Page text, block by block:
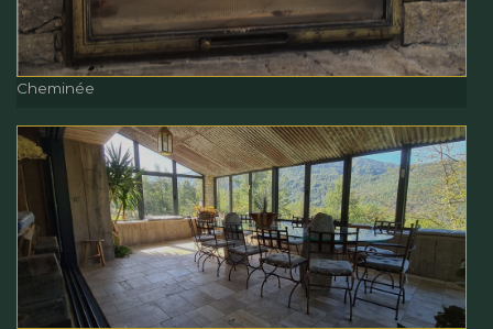
Cheminée
Cheminée